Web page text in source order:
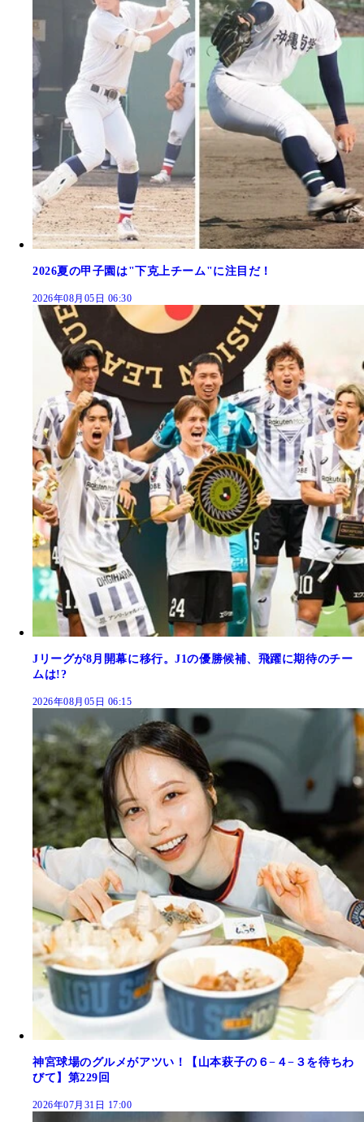
2026夏の甲子園は"下克上チーム"に注目だ！
2026年08月05日 06:30
Jリーグが8月開幕に移行。J1の優勝候補、飛躍に期待のチー
ムは!?
2026年08月05日 06:15
神宮球場のグルメがアツい！【山本萩子の６−４−３を待ちわ
びて】第229回
2026年07月31日 17:00